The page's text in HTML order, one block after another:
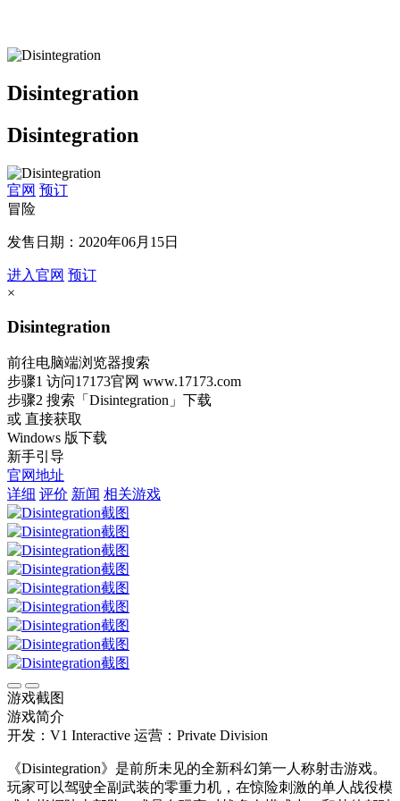
Disintegration
Disintegration
官网 预订
冒险
发售日期：2020年06月15日
进入官网 预订
×
Disintegration
前往电脑端浏览器搜索
步骤1 访问17173官网 www.17173.com
步骤2 搜索 「Disintegration」 下载
或 直接获取
Windows 版下载
新手引导
官网地址
详细 评价 新闻 相关游戏
游戏截图
游戏简介
开发：V1 Interactive 运营：Private Division
《Disintegration》是前所未见的全新科幻第一人称射击游戏。
玩家可以驾驶全副武装的零重力机，在惊险刺激的单人战役模